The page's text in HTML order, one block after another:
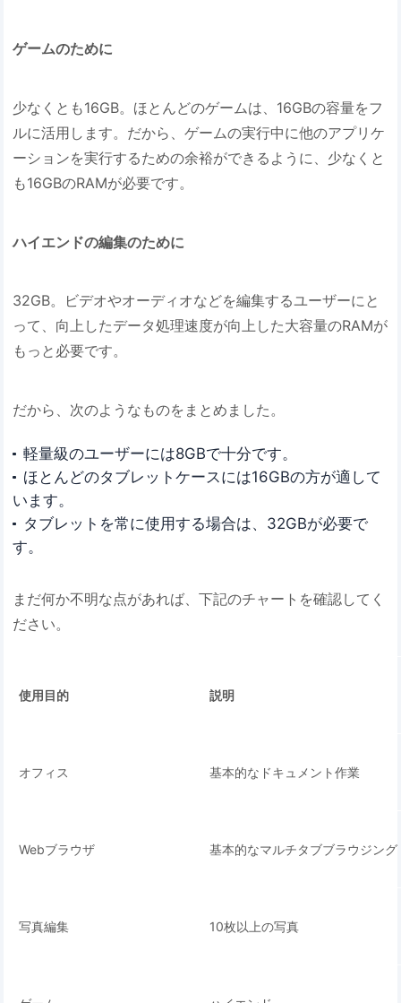
ゲームのために
少なくとも16GB。ほとんどのゲームは、16GBの容量をフ
ルに活用します。だから、ゲームの実行中に他のアプリケ
ーションを実行するための余裕ができるように、少なくと
も16GBのRAMが必要です。
ハイエンドの編集のために
32GB。ビデオやオーディオなどを編集するユーザーにと
って、向上したデータ処理速度が向上した大容量のRAMが
もっと必要です。
だから、次のようなものをまとめました。
軽量級のユーザーには8GBで十分です。
ほとんどのタブレットケースには16GBの方が適して
います。
タブレットを常に使用する場合は、32GBが必要で
す。
まだ何か不明な点があれば、下記のチャートを確認してく
ださい。
使用目的 説明
オフィス 基本的なドキュメント作業
Webブラウザ 基本的なマルチタブブラウジング
写真編集 10枚以上の写真